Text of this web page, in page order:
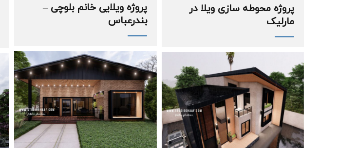
پروژه ویلایی خانم بلوچی –
بندرعباس
پروژه محوطه سازی ویلا در
مارلیک